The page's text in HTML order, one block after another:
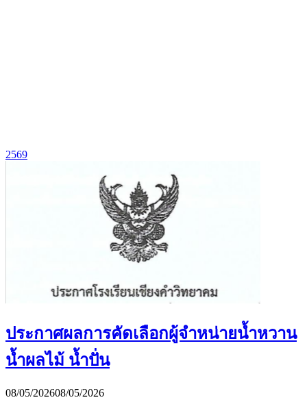
2569
ประกาศผลการคัดเลือกผู้จำหน่ายน้ำหวาน
น้ำผลไม้ น้ำปั่น
08/05/202608/05/2026